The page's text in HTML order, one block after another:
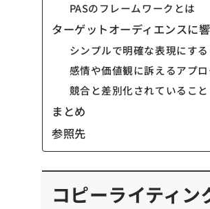
PASのフレームワークとは
ターゲットオーディエンスに
シンプルで明確な表現にする
感情や価値観に訴えるアプ
競合と差別化されていること
まとめ
参照先
コピーライティン